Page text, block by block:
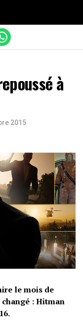
à
2015
le mois de
: Hitman